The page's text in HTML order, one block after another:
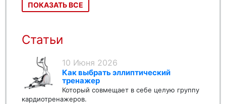
ПОКАЗАТЬ ВСЕ
Статьи
10 Июня 2026
Как выбрать эллиптический
тренажер
Который совмещает в себе целую группу
кардиотренажеров.